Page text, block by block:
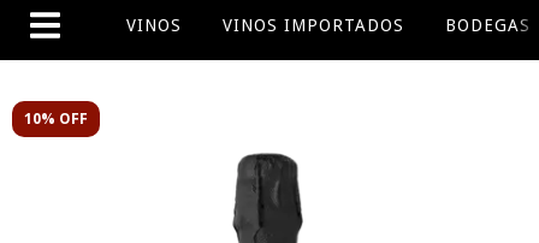
VINOS VINOS IMPORTADOS BODEGAS
10% OFF